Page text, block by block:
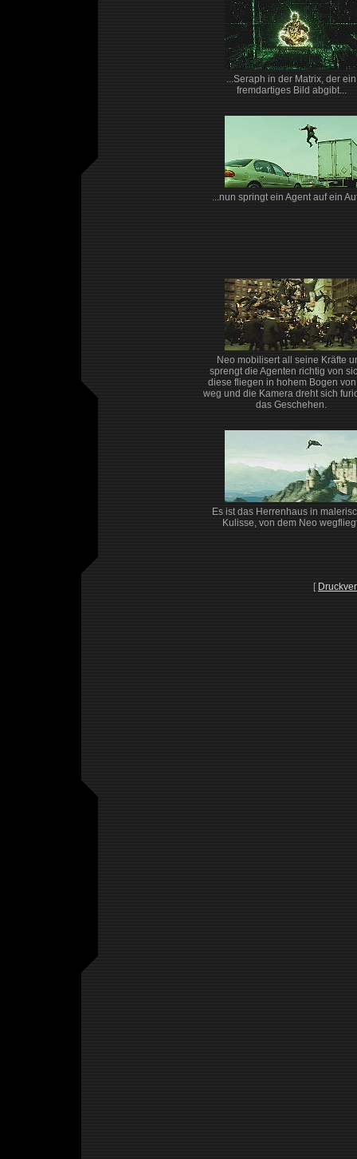
...Seraph in der Matrix, der ein
fremdartiges Bild abgibt...
...nun springt ein Agent auf ein
Neo mobilisert all seine Kräfte
sprengt die Agenten richtig von
diese fliegen in hohem Bogen
weg und die Kamera dreht sich
das Geschehen.
Es ist das Herrenhaus in
Kulisse, von dem Neo
[